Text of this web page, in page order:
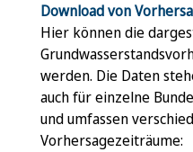
Download von
Hier können die
werden. Die Daten
auch für einzelne
und umfassen
Vorhersagezeiträume: